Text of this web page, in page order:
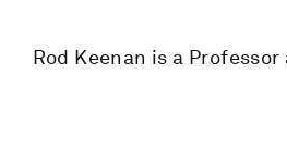
Rod Keenan is a